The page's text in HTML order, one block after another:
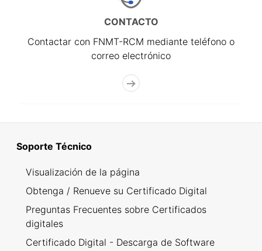
CONTACTO
Contactar con FNMT-RCM mediante teléfono o
correo electrónico
Soporte Técnico
Visualización de la página
Obtenga / Renueve su Certificado Digital
Preguntas Frecuentes sobre Certificados
digitales
Certificado Digital - Descarga de Software